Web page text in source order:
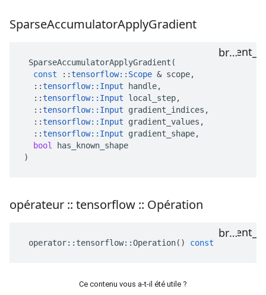
SparseAccumulatorApplyGradient
SparseAccumulatorApplyGradient (
const
::tensorflow:: Scope & scope,
::tensorflow:: Input handle,
::tensorflow:: Input local_step,
::tensorflow:: Input gradient_indices ,
::tensorflow:: Input gradient_values ,
::tensorflow:: Input gradient_shape,
bool
has_known_shape
)
opérateur :: tensorflow :: Opération
operator:: tensorflow::Operation() const
Ce contenu vous a-t-il été utile ?